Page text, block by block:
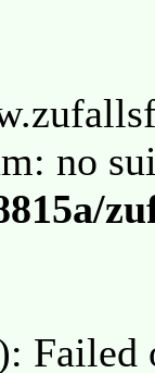
no
Failed